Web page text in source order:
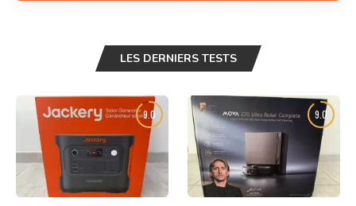
LES DERNIERS TESTS
9.0 9.0